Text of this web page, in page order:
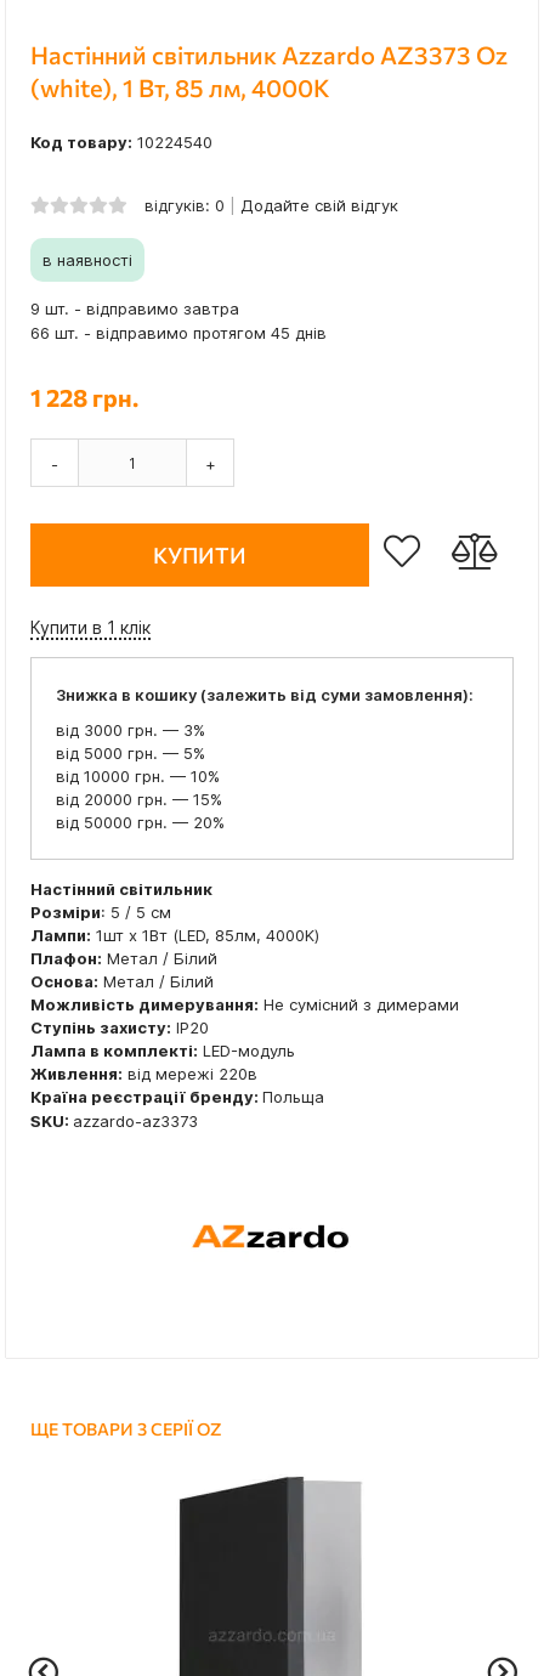
Настінний світильник Azzardo AZ3373 Oz
(white), 1 Вт, 85 лм, 4000K
Код товару: 10224540
відгуків: 0 Додайте свій відгук
в наявності
9 шт. - відправимо завтра
66 шт. - відправимо протягом 45 днів
1 228 грн.
- +
КУПИТИ
Купити в 1 клік
Знижка в кошику (залежить від суми замовлення):
від 3000 грн. — 3%
від 5000 грн. — 5%
від 10000 грн. — 10%
від 20000 грн. — 15%
від 50000 грн. — 20%
Настінний світильник
Розміри: 5 / 5 см
Лампи: 1шт x 1Вт (LED, 85лм, 4000K)
Плафон: Метал / Білий
Основа: Метал / Білий
Можливість димерування: Не сумісний з димерами
Ступінь захисту: IP20
Лампа в комплекті: LED-модуль
Живлення: від мережі 220в
Країна реєстрації бренду: Польща
SKU: azzardo-az3373
ЩЕ ТОВАРИ З СЕРІЇ OZ